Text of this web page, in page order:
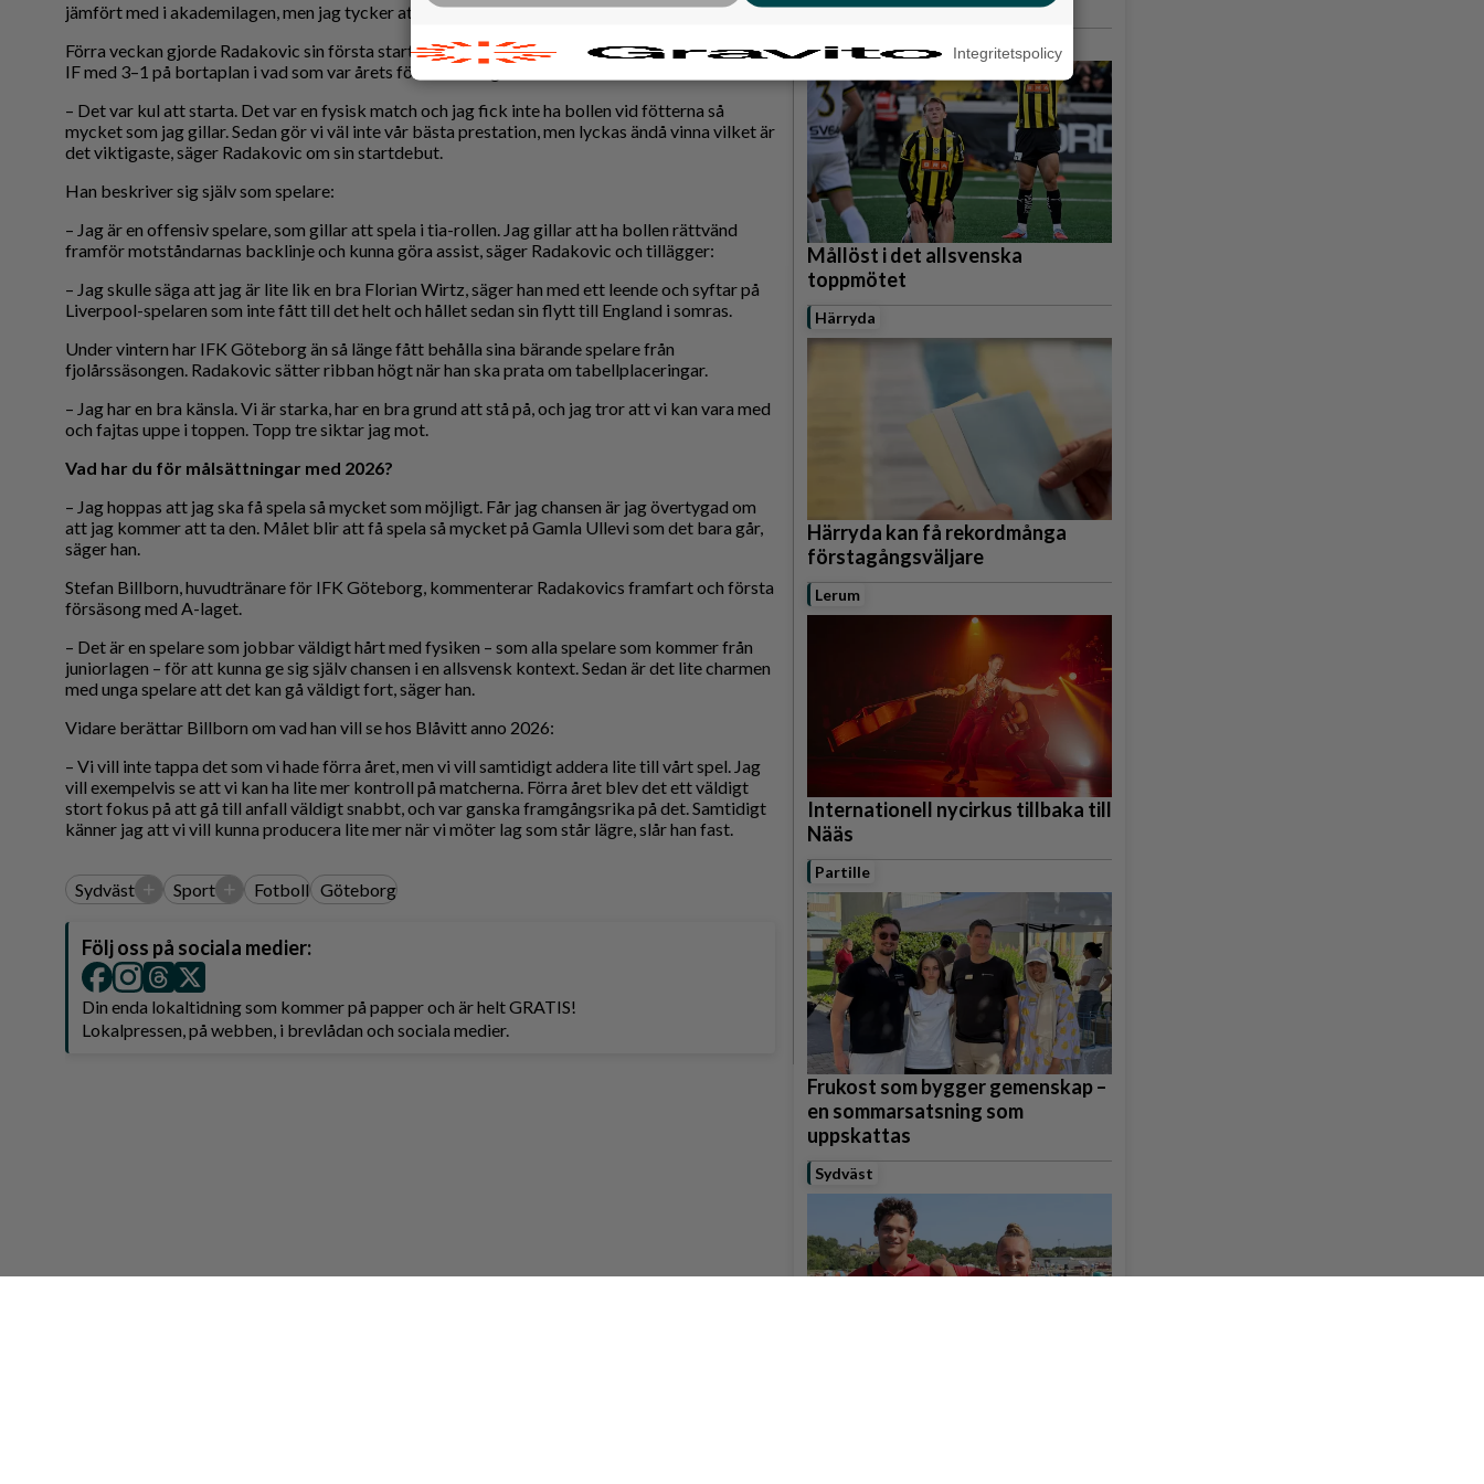
jämfört med i akademilagen, men jag tycker att jag kommit in i det bra, säger han.
Förra veckan gjorde Radakovic sin första start för IFK Göteborg, när laget besegrade Östers
IF med 3–1 på bortaplan i vad som var årets första träningsmatch.
– Det var kul att starta. Det var en fysisk match och jag fick inte ha bollen vid fötterna så
mycket som jag gillar. Sedan gör vi väl inte vår bästa prestation, men lyckas ändå vinna vilket är
det viktigaste, säger Radakovic om sin startdebut.
Han beskriver sig själv som spelare:
– Jag är en offensiv spelare, som gillar att spela i tia-rollen. Jag gillar att ha bollen rättvänd
framför motståndarnas backlinje och kunna göra assist, säger Radakovic och tillägger:
– Jag skulle säga att jag är lite lik en bra Florian Wirtz, säger han med ett leende och syftar på
Liverpool-spelaren som inte fått till det helt och hållet sedan sin flytt till England i somras.
Under vintern har IFK Göteborg än så länge fått behålla sina bärande spelare från
fjolårssäsongen. Radakovic sätter ribban högt när han ska prata om tabellplaceringar.
– Jag har en bra känsla. Vi är starka, har en bra grund att stå på, och jag tror att vi kan vara med
och fajtas uppe i toppen. Topp tre siktar jag mot.
Vad har du för målsättningar med 2026?
– Jag hoppas att jag ska få spela så mycket som möjligt. Får jag chansen är jag övertygad om
att jag kommer att ta den. Målet blir att få spela så mycket på Gamla Ullevi som det bara går,
säger han.
Stefan Billborn, huvudtränare för IFK Göteborg, kommenterar Radakovics framfart och första
försäsong med A-laget.
– Det är en spelare som jobbar väldigt hårt med fysiken – som alla spelare som kommer från
juniorlagen – för att kunna ge sig själv chansen i en allsvensk kontext. Sedan är det lite charmen
med unga spelare att det kan gå väldigt fort, säger han.
Vidare berättar Billborn om vad han vill se hos Blåvitt anno 2026:
– Vi vill inte tappa det som vi hade förra året, men vi vill samtidigt addera lite till vårt spel. Jag
vill exempelvis se att vi kan ha lite mer kontroll på matcherna. Förra året blev det ett väldigt
stort fokus på att gå till anfall väldigt snabbt, och var ganska framgångsrika på det. Samtidigt
känner jag att vi vill kunna producera lite mer när vi möter lag som står lägre, slår han fast.
Sydväst + Sport + Fotboll Göteborg
Följ oss på sociala medier:
Din enda lokaltidning som kommer på papper och är helt GRATIS!
Lokalpressen, på webben, i brevlådan och sociala medier.
Mållöst i det allsvenska
toppmötet
Härryda
Härryda kan få rekordmånga
förstagångsväljare
Lerum
Internationell nycirkus tillbaka till
Nääs
Partille
Frukost som bygger gemenskap –
en sommarsatsning som
uppskattas
Sydväst
Integritetspolicy